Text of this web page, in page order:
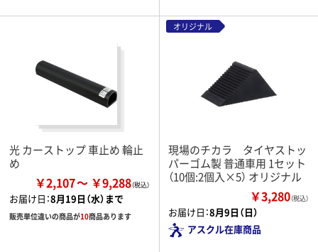
光 カーストップ 車止め 輪止
め
￥2,107 ￥9,288
お届け日：8月19日（水）まで
販売単位違いの商品が10商品あります
オリジナル
現場のチカラ タイヤストッ
パーゴム製 普通車用 1セット
（10個:2個入×5） オリジナル
￥3,280（税込）
お届け日：8月9日（日）
アスクル在庫商品